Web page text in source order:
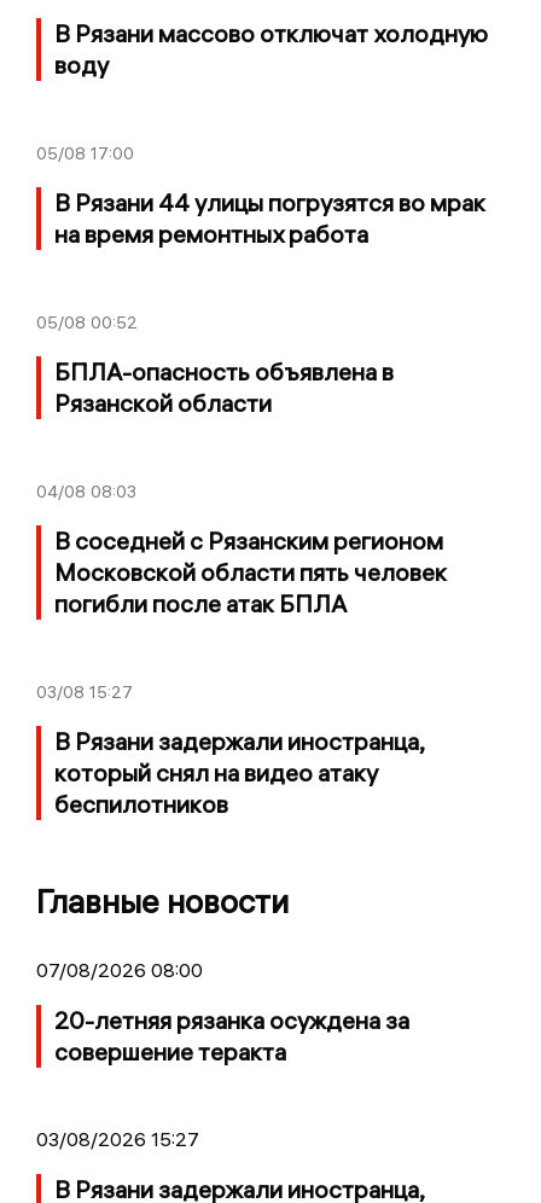
В Рязани массово отключат холодную
воду
05/08 17:00
В Рязани 44 улицы погрузятся во мрак
на время ремонтных работа
05/08 00:52
БПЛА-опасность объявлена в
Рязанской области
04/08 08:03
В соседней с Рязанским регионом
Московской области пять человек
погибли после атак БПЛА
03/08 15:27
В Рязани задержали иностранца,
который снял на видео атаку
беспилотников
Главные новости
07/08/2026 08:00
20-летняя рязанка осуждена за
совершение теракта
03/08/2026 15:27
В Рязани задержали иностранца,